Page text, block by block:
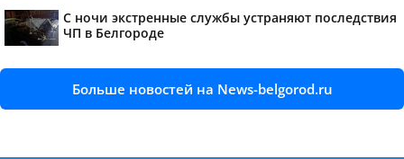
С ночи экстренные службы устраняют последствия
ЧП в Белгороде
Больше новостей на News-belgorod.ru